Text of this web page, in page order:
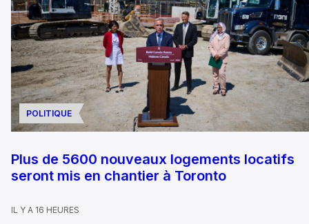
POLITIQUE
Plus de 5600 nouveaux logements locatifs
seront mis en chantier à Toronto
IL Y A 16 HEURES